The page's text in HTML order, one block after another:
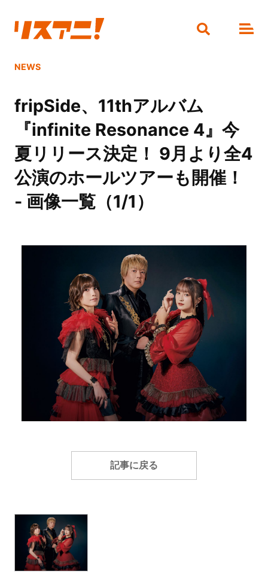
NEWS
fripSide、11thアルバム
『infinite Resonance 4』今
夏リリース決定！ 9月より全4
公演のホールツアーも開催！
- 画像一覧（1/1）
記事に戻る